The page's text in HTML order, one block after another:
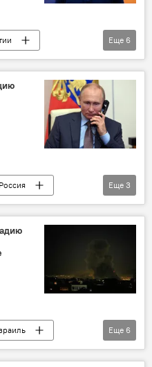
Спорт
Борец Хетаг Газюмов призер олимпийских игр по вольной борьбе
Еще 6
Россия
Путин
Еще 3
США
Еще 6